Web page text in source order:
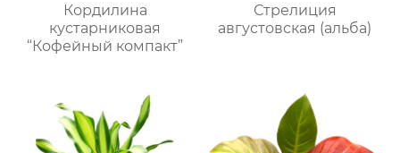
Кордилина
кустарниковая
“Кофейный компакт”
Стрелиция
августовская (альба)